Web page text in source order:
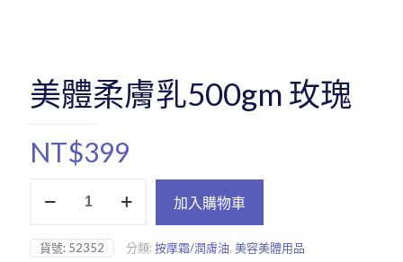
美體柔膚乳500gm 玫瑰
NT$399
膚
乳
加入購物車
貨號: 52352 分類:按摩霜/潤膚油, 美容美體用品